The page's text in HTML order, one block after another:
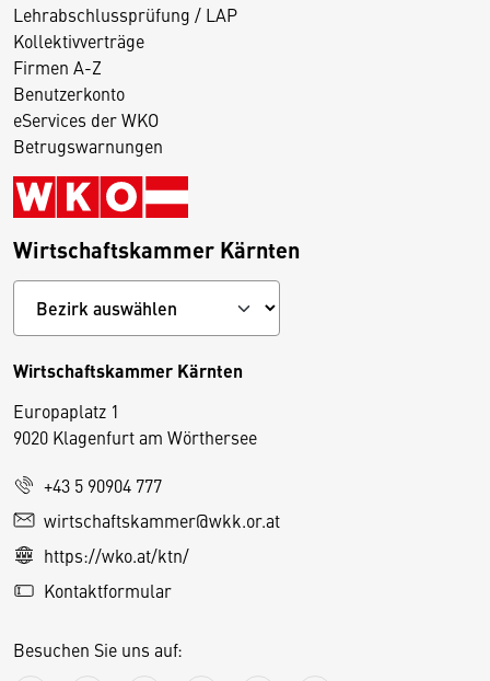
Lehrabschlussprüfung / LAP
Kollektivverträge
Firmen A-Z
Benutzerkonto
eServices der WKO
Betrugswarnungen
Wirtschaftskammer Kärnten
Wirtschaftskammer Kärnten
Europaplatz 1
9020 Klagenfurt am Wörthersee
+43 5 90904 777
wirtschaftskammer@wkk.or.at
https://wko.at/ktn/
Kontaktformular
Besuchen Sie uns auf:
D
e
s
S